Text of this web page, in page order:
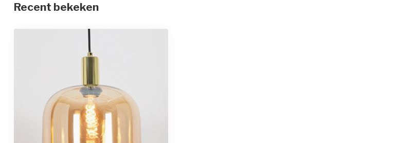
Materiaal
Afmetingen
In hoogte verstelbaar
Beschermingsklasse
Sensor
Recent bekeken